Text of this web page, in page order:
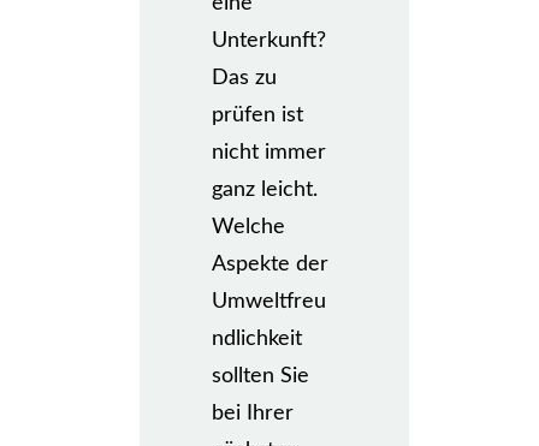
Unterkunft?
Das zu
prüfen ist
nicht immer
ganz leicht.
Welche
Aspekte der
Umweltfreu
ndlichkeit
sollten Sie
bei Ihrer